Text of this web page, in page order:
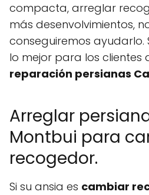
compacta, arreglar
más desenvolvimientos,
conseguiremos ayudarlo.
lo mejor para los clientes
reparación persianas
Arreglar
Montbui para
recogedor.
Si su ansia es cambiar